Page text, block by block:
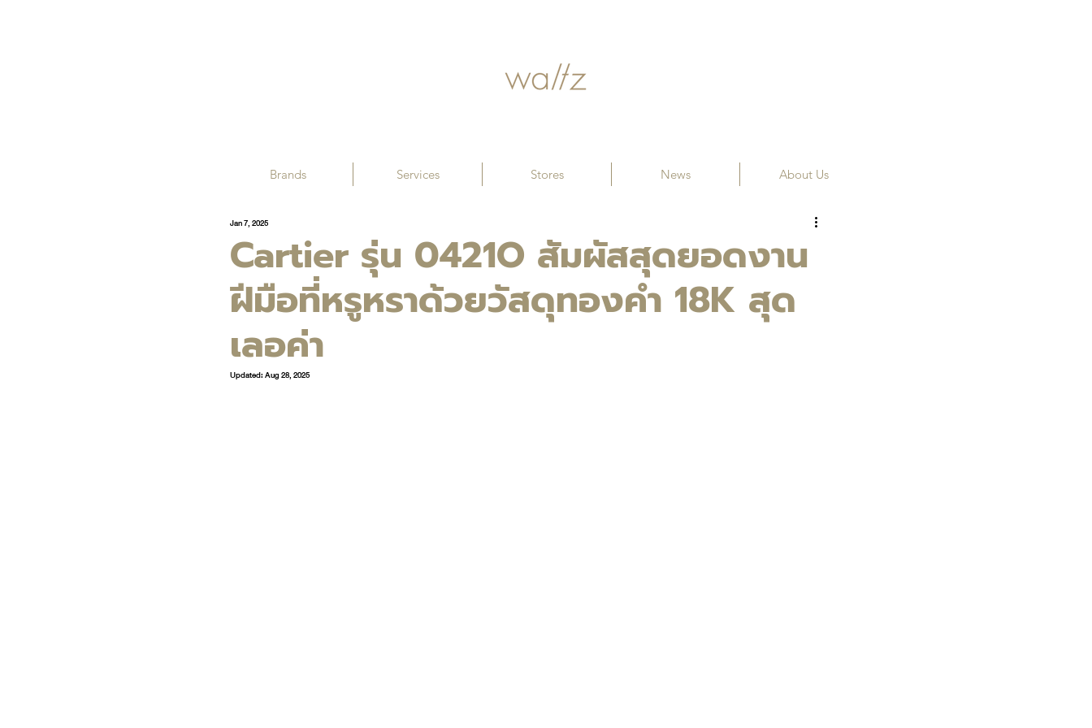
Cartier รุ่น 0421O สัมผัสสุดยอดงาน
ฝีมือที่หรูหราด้วยวัสดุทองคำ 18K สุด
เลอค่า
Jan 7, 2025
Updated:Aug 28, 2025
Brands Services Stores News About Us